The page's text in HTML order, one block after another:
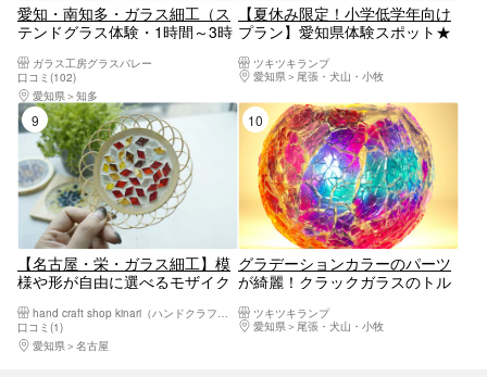
愛知・南知多・ガラス細工（ス
テンドグラス体験・1時間～3時
ガラス工房グラスバレー
口コミ(102)
愛知県
知多
【夏休み限定！小学低学年向け
プラン】愛知県体験スポット★
には無い珍しい体験を!
ツキツキランプ
愛知県
尾張・犬山・小牧
9位
【名古屋・栄・ガラス細工】模
様や形が自由に選べるモザイク
口コミ(1)
愛知県
名古屋
10位
グラデーションカラーのパーツ
が綺麗！クラックガラスのトル
キャンドルホルダー作り》
ツキツキランプ
愛知県
尾張・犬山・小牧